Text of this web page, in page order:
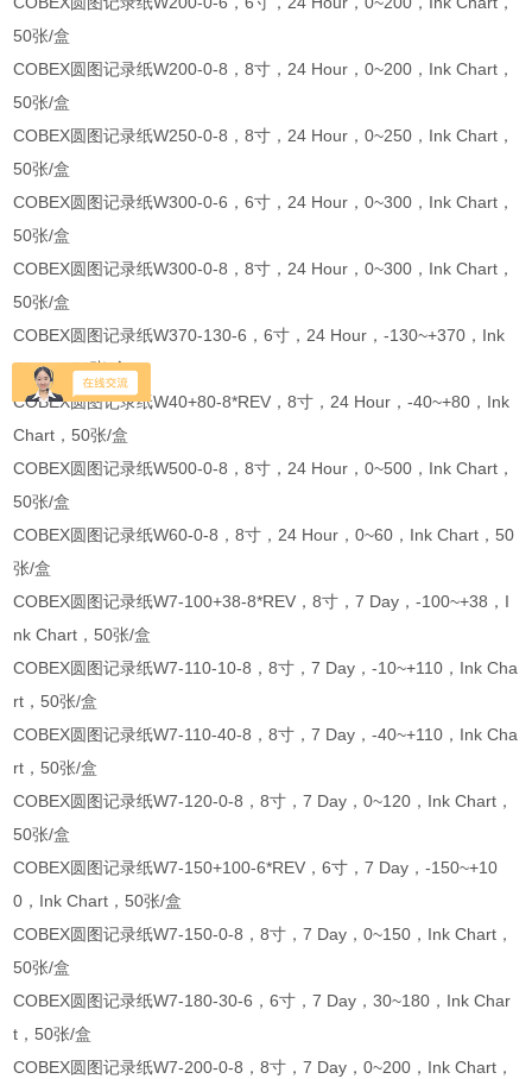
50张/盒
COBEX圆图记录纸W200-0-8，8寸，24 Hour，0~200，Ink Chart，
50张/盒
COBEX圆图记录纸W250-0-8，8寸，24 Hour，0~250，Ink Chart，
50张/盒
COBEX圆图记录纸W300-0-6，6寸，24 Hour，0~300，Ink Chart，
50张/盒
COBEX圆图记录纸W300-0-8，8寸，24 Hour，0~300，Ink Chart，
50张/盒
COBEX圆图记录纸W370-130-6，6寸，24 Hour，-130~+370，Ink
Chart，50张/盒
COBEX圆图记录纸W40+80-8*REV，8寸，24 Hour，-40~+80，Ink
Chart，50张/盒
COBEX圆图记录纸W500-0-8，8寸，24 Hour，0~500，Ink Chart，
50张/盒
COBEX圆图记录纸W60-0-8，8寸，24 Hour，0~60，Ink Chart，50
张/盒
COBEX圆图记录纸W7-100+38-8*REV，8寸，7 Day，-100~+38，I
nk Chart，50张/盒
COBEX圆图记录纸W7-110-10-8，8寸，7 Day，-10~+110，Ink Cha
rt，50张/盒
COBEX圆图记录纸W7-110-40-8，8寸，7 Day，-40~+110，Ink Cha
rt，50张/盒
COBEX圆图记录纸W7-120-0-8，8寸，7 Day，0~120，Ink Chart，
50张/盒
COBEX圆图记录纸W7-150+100-6*REV，6寸，7 Day，-150~+10
0，Ink Chart，50张/盒
COBEX圆图记录纸W7-150-0-8，8寸，7 Day，0~150，Ink Chart，
50张/盒
COBEX圆图记录纸W7-180-30-6，6寸，7 Day，30~180，Ink Char
t，50张/盒
COBEX圆图记录纸W7-200-0-8，8寸，7 Day，0~200，Ink Chart，